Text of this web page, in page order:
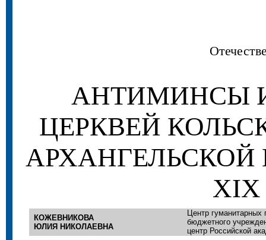
АНТИМИНСЫ
ЦЕРКВЕЙ
АРХАНГЕЛЬСКОЙ
КОЖЕВНИКОВА
ЮЛИЯ НИКОЛАЕВНА
Центр гуманитарных
бюджетного
центр Российской